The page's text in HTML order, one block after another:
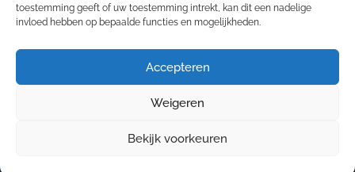
toestemming geeft of uw toestemming intrekt, kan dit een nadelige
invloed hebben op bepaalde functies en mogelijkheden.
Accepteren
Weigeren
Bekijk voorkeuren
Projectmanagement
Interim-management
© 2024 – MKE Groep. Alle rechten voorbehouden
Algemene voorwaarden
Cookie Statement